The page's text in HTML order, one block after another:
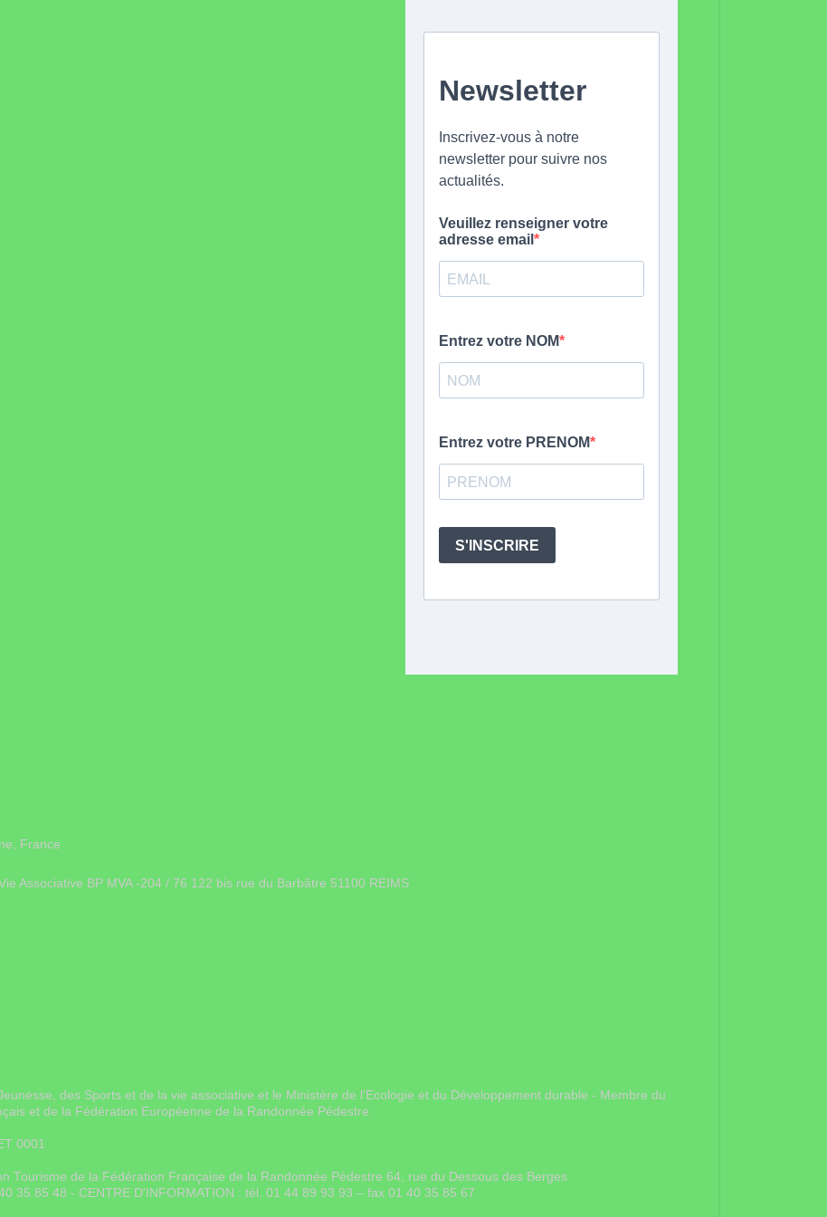
France
Associative BP MVA -204 / 76 122 bis rue du Barbâtre 51100 REIMS
des Sports et de la vie associative et le Ministère de l'Ecologie et du Développement durable - Membre du
et de la Fédération Européenne de la Randonnée Pédestre.
0001
Tourisme de la Fédération Française de la Randonnée Pédestre 64, rue du Dessous des Berges
35 85 48 - CENTRE D'INFORMATION : tél. 01 44 89 93 93 – fax 01 40 35 85 67